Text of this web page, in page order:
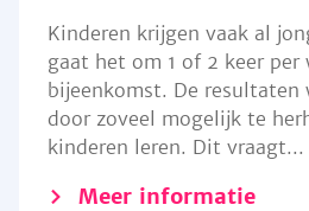
Kinderen krijgen vaak al
gaat het om 1 of 2 keer per
bijeenkomst. De resultaten
door zoveel mogelijk te
kinderen leren. Dit vraagt...
Meer informatie